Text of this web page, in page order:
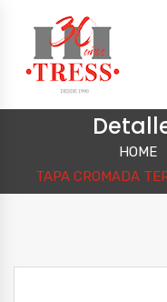
HOME
TAPA CROMADA